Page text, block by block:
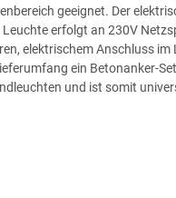
geeignet. Der
erfolgt an 230V
elektrischem Anschluss
ein Betonanker-
und ist somit